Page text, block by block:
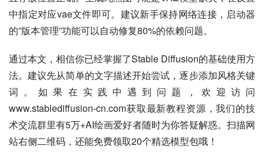
中指定对应vae文件即可。建议新手保持网络连接，启动器
的”版本管理”功能可以自动修复80%的依赖问题。
通过本文，相信你已经掌握了Stable Diffusion的基础使用方
法。建议先从简单的文字描述开始尝试，逐步添加风格关键
词。如果在实践中遇到问题，欢迎访问
www.stablediffusion-cn.com获取最新教程资源，我们的技
术交流群里有5万+AI绘画爱好者随时为你答疑解惑。扫描网
站右侧二维码，还能免费领取20个精选模型包哦！